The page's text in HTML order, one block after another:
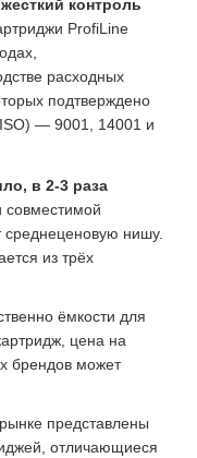
контроль
ProfiLine
расходных
подтверждено
— 9001, 14001 и
в 2-3 раза
совместимой
нишу.
из трёх
ёмкости для
цена на
брендов может
представлены
отличающиеся